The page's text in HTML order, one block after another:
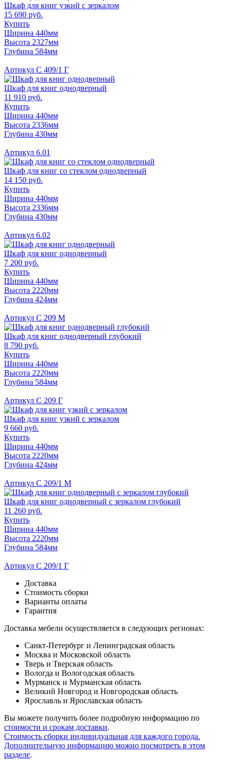
Шкаф для книг узкий с зеркалом
15 690 руб.
Купить
Ширина 440мм
Высота 2327мм
Глубина 584мм
Артикул С 409/1 Г
Шкаф для книг однодверный
11 910 руб.
Купить
Ширина 440мм
Высота 2336мм
Глубина 430мм
Артикул 6.01
Шкаф для книг со стеклом однодверный
14 150 руб.
Купить
Ширина 440мм
Высота 2336мм
Глубина 430мм
Артикул 6.02
Шкаф для книг однодверный
7 200 руб.
Купить
Ширина 440мм
Высота 2220мм
Глубина 424мм
Артикул С 209 М
Шкаф для книг однодверный глубокий
8 790 руб.
Купить
Ширина 440мм
Высота 2220мм
Глубина 584мм
Артикул С 209 Г
Шкаф для книг узкий с зеркалом
9 660 руб.
Купить
Ширина 440мм
Высота 2220мм
Глубина 424мм
Артикул С 209/1 М
Шкаф для книг однодверный с зеркалом глубокий
11 260 руб.
Купить
Ширина 440мм
Высота 2220мм
Глубина 584мм
Артикул С 209/1 Г
Доставка
Стоимость сборки
Варианты оплаты
Гарантия
Доставка мебели осуществляется в следующих регионах:
Санкт-Петербург и Ленинградская область
Москва и Московской область
Тверь и Тверская область
Вологда и Вологодская область
Мурманск и Мурманская область
Великий Новгород и Новгородская область
Ярославль и Ярославская область
Вы можете получить более подробную информацию по
стоимости и срокам доставки.
Стоимость сборки индивидуальная для каждого города.
Дополнительную информацию можно посмотреть в этом
разделе.